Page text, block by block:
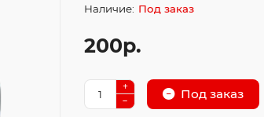
Под заказ
200р.
Под заказ